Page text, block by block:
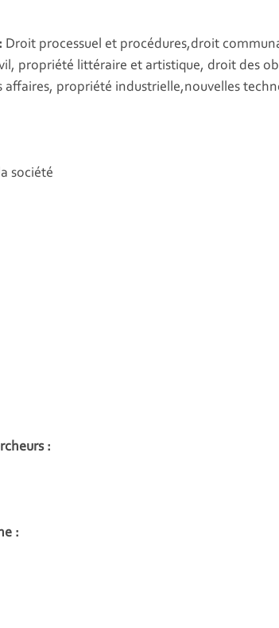
Droit processuel et procédures,droit
propriété littéraire et artistique, droit des
propriété industrielle,nouvelles
société
:
: